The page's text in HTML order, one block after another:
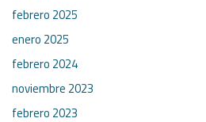
febrero 2025
enero 2025
febrero 2024
noviembre 2023
febrero 2023